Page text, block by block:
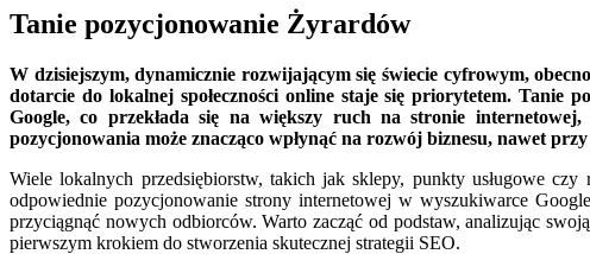
Tanie pozycjonowanie Żyrardów
W dzisiejszym, dynamicznie rozwijającym się świecie cyfrowym,
dotarcie do lokalnej społeczności online staje się priorytetem.
Google, co przekłada się na większy ruch na stronie
pozycjonowania może znacząco wpłynąć na rozwój biznesu, nawet
Wiele lokalnych przedsiębiorstw, takich jak sklepy, punkty usługowe
odpowiednie pozycjonowanie strony internetowej w wyszukiwarce
przyciągnąć nowych odbiorców. Warto zacząć od podstaw, analizując
pierwszym krokiem do stworzenia skutecznej strategii SEO.